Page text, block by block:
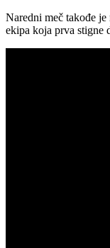
Naredni meč takođe
ekipa koja prva stigne